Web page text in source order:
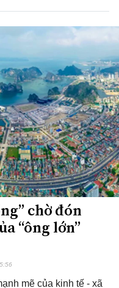
chờ đón
“ông lớn”
mẽ của kinh tế - xã